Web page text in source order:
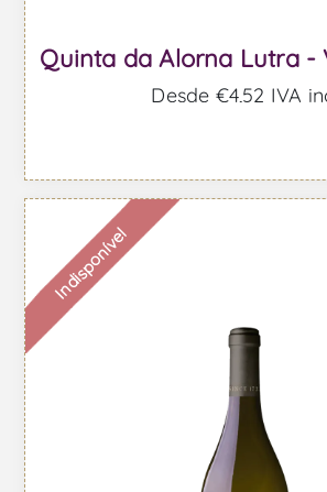
Quinta da Alorna Lutra -
Desde €4,52 IVA
Indisponível